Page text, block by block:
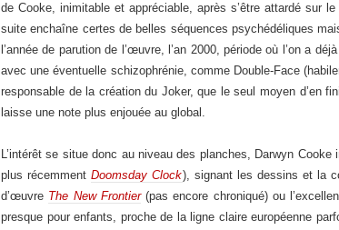
de Cooke, inimitable et appréciable, après s’être attardé sur
suite enchaîne certes de belles séquences psychédéliques
l’année de parution de l’œuvre, l’an 2000, période où l’on a
avec une éventuelle schizophrénie, comme Double-Face
responsable de la création du Joker, que le seul moyen d’en
laisse une note plus enjouée au global.
L’intérêt se situe donc au niveau des planches, Darwyn
plus récemmentDoomsday Clock), signant les dessins et la
d’œuvre The New Frontier(pas encore chroniqué) ou
presque pour enfants, proche de la ligne claire européenne